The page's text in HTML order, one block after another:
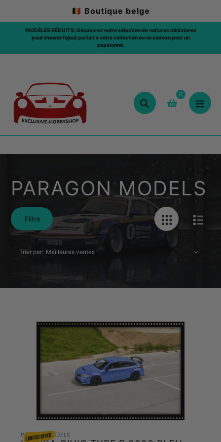
🇧🇪 Boutique belge
Découvrez notre sélection de voitures miniatures
parfait à votre collection ou un cadeau pour un
LIVRAISON GRATUITE: 🇧🇪 / AU-
Chercher
0
PARAGON MODELS
Filtre
Trier par:
PARAGON MODELS